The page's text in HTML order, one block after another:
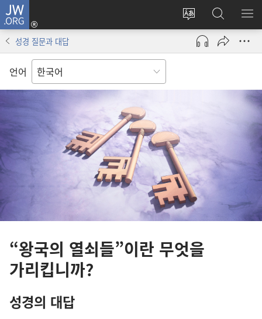
JW.ORG
사이트
언어
변경
로그인
(새로운
열기)
JW.ORG
검색
메
성경 질문과 대답
언어
“왕국의 열쇠들”이란 무엇을
가리킵니까?
성경의 대답